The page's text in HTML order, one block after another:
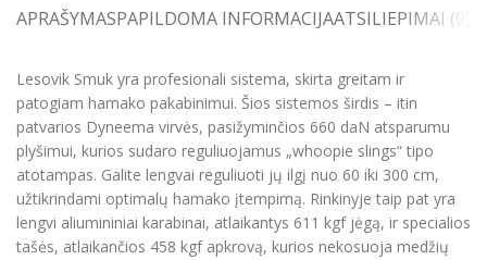
APRAŠYMASPAPILDOMA INFORMACIJAATSILIEPIMAI (0)
Lesovik Smuk yra profesionali sistema, skirta greitam ir
patogiam hamako pakabinimui. Šios sistemos širdis – itin
patvarios Dyneema virvės, pasižyminčios 660 daN atsparumu
plyšimui, kurios sudaro reguliuojamus „whoopie slings“ tipo
atotampas. Galite lengvai reguliuoti jų ilgį nuo 60 iki 300 cm,
užtikrindami optimalų hamako įtempimą. Rinkinyje taip pat yra
lengvi aliumininiai karabinai, atlaikantys 611 kgf jėgą, ir specialios
tašės, atlaikančios 458 kgf apkrovą, kurios nekosuoja medžių